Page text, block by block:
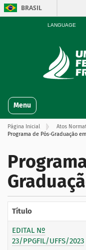
BRASIL
LANGUAGE
v
Toggle navigation
Página Inicial Atos
Programa de Pós-Graduação
Título
EDITAL Nº
23/PPGFIL/UFFS/2023